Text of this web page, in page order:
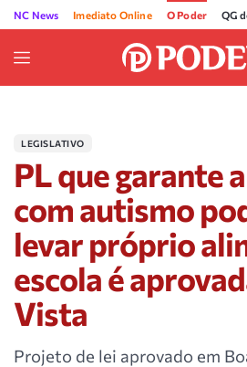
NC News Imediato Online O Poder QG
LEGISLATIVO
PL que garante
com autismo
levar próprio
escola é
Vista
Projeto de lei aprovado em